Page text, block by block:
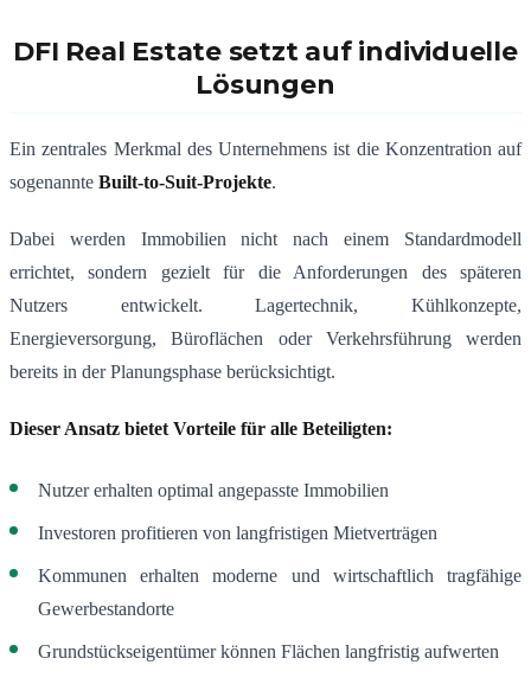
DFI Real Estate setzt auf individuelle
Lösungen
Ein zentrales Merkmal des Unternehmens ist die Konzentration auf
sogenannte Built-to-Suit-Projekte.
Dabei werden Immobilien nicht nach einem Standardmodell
errichtet, sondern gezielt für die Anforderungen des späteren
Nutzers entwickelt. Lagertechnik, Kühlkonzepte,
Energieversorgung, Büroflächen oder Verkehrsführung werden
bereits in der Planungsphase berücksichtigt.
Dieser Ansatz bietet Vorteile für alle Beteiligten:
Nutzer erhalten optimal angepasste Immobilien
Investoren profitieren von langfristigen Mietverträgen
Kommunen erhalten moderne und wirtschaftlich tragfähige
Gewerbestandorte
Grundstückseigentümer können Flächen langfristig aufwerten